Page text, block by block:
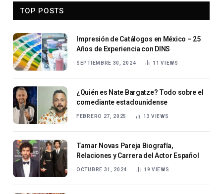
TOP POSTS
Impresión de Catálogos en México – 25
Años de Experiencia con DINS
SEPTIEMBRE 30, 2024 11VIEWS
¿Quién es Nate Bargatze? Todo sobre el
comediante estadounidense
FEBRERO 27, 2025 13VIEWS
Tamar Novas Pareja Biografía,
Relaciones y Carrera del Actor Español
OCTUBRE 31, 2024 19VIEWS